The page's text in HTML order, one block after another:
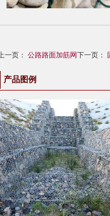
上一页： 公路路面加筋网下一页：
产品图例